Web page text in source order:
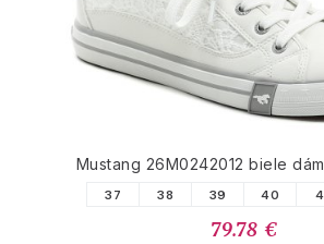
Mustang 26M0242012 biele
37 38 39 40
79.78 €